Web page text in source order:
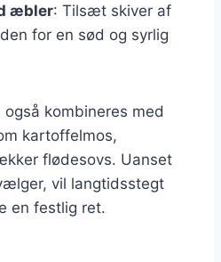
æbler: Tilsæt skiver af
for en sød og syrlig
kombineres med
kartoffelmos,
flødesovs. Uanset
vil langtidsstegt
en festlig ret.